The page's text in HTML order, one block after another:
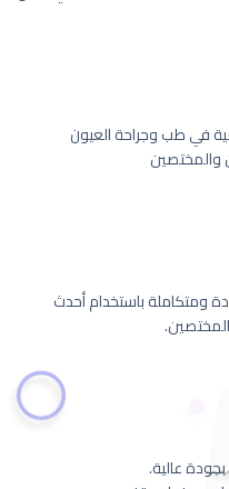
في طب وجراحة العيون
والمختصين
ومتكاملة باستخدام أحدث
عالية.